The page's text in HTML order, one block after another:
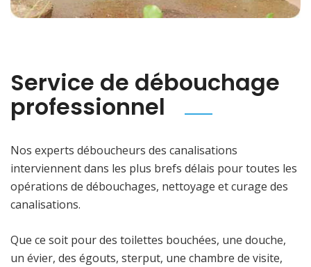
Service de débouchage
professionnel
Nos experts déboucheurs des canalisations
interviennent dans les plus brefs délais pour toutes les
opérations de débouchages, nettoyage et curage des
canalisations.
Que ce soit pour des toilettes bouchées, une douche,
un évier, des égouts, sterput, une chambre de visite,